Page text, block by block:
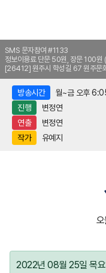
SMS 문자참여 #1133
정보이용료 단문 50원, 장문 100원
[26412] 원주시 학성길 67 원주문
방송시간
월~금 오후
진행
변정연
연출
변정연
작가
유예지
2022년 08월 25일 목요